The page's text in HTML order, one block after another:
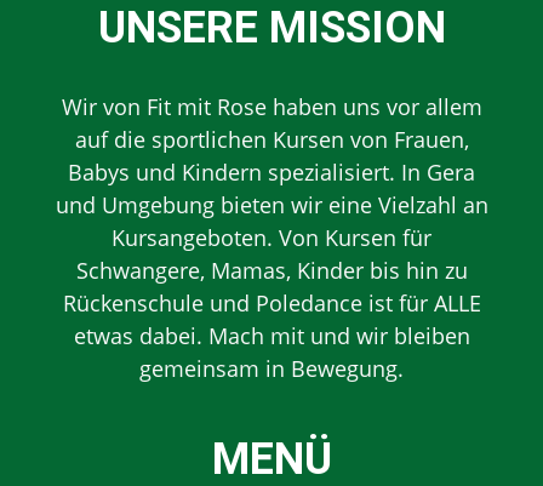
UNSERE MISSION
Wir von Fit mit Rose haben uns vor allem
auf die sportlichen Kursen von Frauen,
Babys und Kindern spezialisiert. In Gera
und Umgebung bieten wir eine Vielzahl an
Kursangeboten. Von Kursen für
Schwangere, Mamas, Kinder bis hin zu
Rückenschule und Poledance ist für ALLE
etwas dabei. Mach mit und wir bleiben
gemeinsam in Bewegung.
MENÜ